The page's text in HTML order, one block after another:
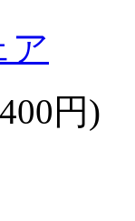
ア
円)